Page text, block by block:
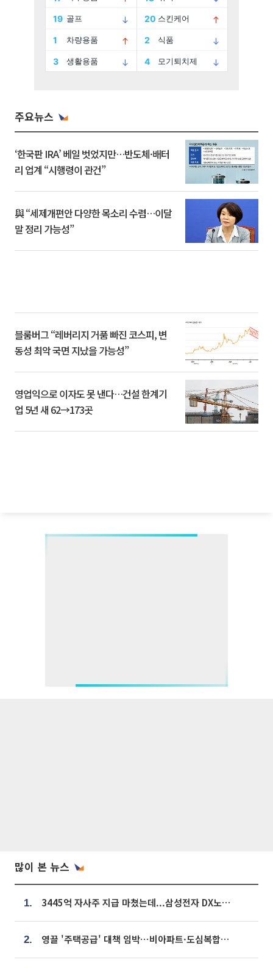
주요뉴스
‘한국판 IRA’ 베일 벗었지만…반도체·배터
리 업계 “시행령이 관건”
與 “세제개편안 다양한 목소리 수렴…이달
말 정리 가능성”
블룸버그 “레버리지 거품 빠진 코스피, 변
동성 최악 국면 지났을 가능성”
영업익으로 이자도 못 낸다…건설 한계기
업 5년 새 62→173곳
많이 본 뉴스
1. 3445억 자사주 지급 마쳤는데...삼성전자 DX노조, 뒤늦은 '떼쓰기 집회'
2. 영끌 '주택공급' 대책 임박⋯비아파트·도심복합까지 총동원